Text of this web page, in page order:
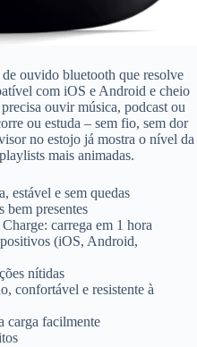
ouvido bluetooth que resolve
com iOS e Android e cheio
ouvir música, podcast ou
ou estuda – sem fio, sem dor
no estojo já mostra o nível da
mais animadas.
estável e sem quedas
bem presentes
carrega em 1 hora
(iOS, Android,
nítidas
confortável e resistente à
carga facilmente